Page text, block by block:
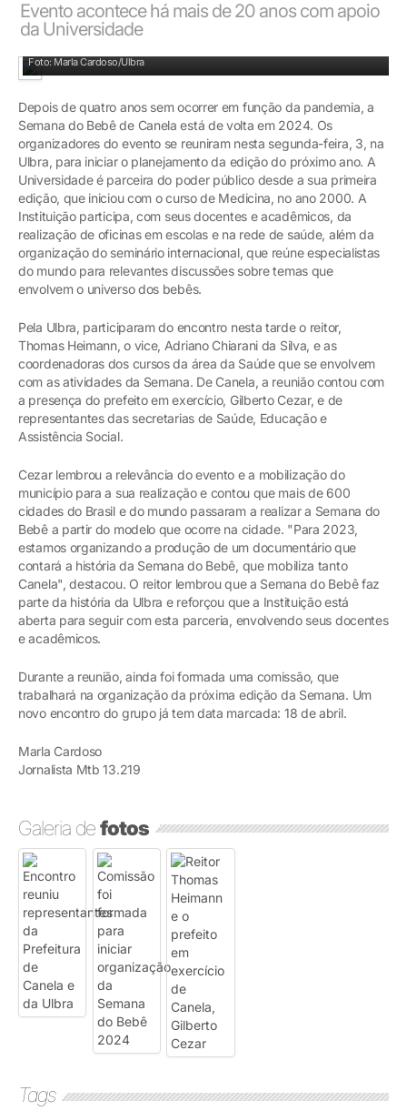
Evento acontece há mais de 20 anos com apoio
da Universidade
Foto: Marla Cardoso/Ulbra
Depois de quatro anos sem ocorrer em função da pandemia, a
Semana do Bebê de Canela está de volta em 2024. Os
organizadores do evento se reuniram nesta segunda-feira, 3, na
Ulbra, para iniciar o planejamento da edição do próximo ano. A
Universidade é parceira do poder público desde a sua primeira
edição, que iniciou com o curso de Medicina, no ano 2000. A
Instituição participa, com seus docentes e acadêmicos, da
realização de oficinas em escolas e na rede de saúde, além da
organização do seminário internacional, que reúne especialistas
do mundo para relevantes discussões sobre temas que
envolvem o universo dos bebês.
Pela Ulbra, participaram do encontro nesta tarde o reitor,
Thomas Heimann, o vice, Adriano Chiarani da Silva, e as
coordenadoras dos cursos da área da Saúde que se envolvem
com as atividades da Semana. De Canela, a reunião contou com
a presença do prefeito em exercício, Gilberto Cezar, e de
representantes das secretarias de Saúde, Educação e
Assistência Social.
Cezar lembrou a relevância do evento e a mobilização do
município para a sua realização e contou que mais de 600
cidades do Brasil e do mundo passaram a realizar a Semana do
Bebê a partir do modelo que ocorre na cidade. "Para 2023,
estamos organizando a produção de um documentário que
contará a história da Semana do Bebê, que mobiliza tanto
Canela", destacou. O reitor lembrou que a Semana do Bebê faz
parte da história da Ulbra e reforçou que a Instituição está
aberta para seguir com esta parceria, envolvendo seus docentes
e acadêmicos.
Durante a reunião, ainda foi formada uma comissão, que
trabalhará na organização da próxima edição da Semana. Um
novo encontro do grupo já tem data marcada: 18 de abril.
Marla Cardoso
Jornalista Mtb 13.219
Galeria defotos
Tags